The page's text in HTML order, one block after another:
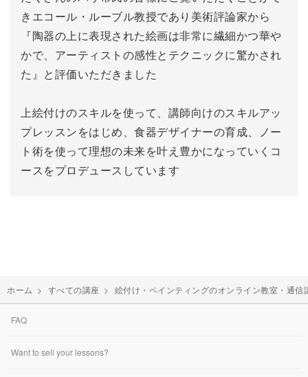
きエコール・ルーブル教授であり美術評論家から
『陶器の上に表現された絵画は非常に繊細かつ華や
かで、アーティストの感性とテクニックに驚かされ
た』と評価いただきました
上絵付けのスキルを使って、講師向けのスキルアッ
プレッスンをはじめ、食器デザイナーの育成、ノー
ト術を使って理想の未来を叶え豊かになっていくコ
ースをプロデュースしています
ホーム > すべての講座 > 絵付け・ペインティングのオンライン教室・通信
FAQ
Want to sell your lessons?